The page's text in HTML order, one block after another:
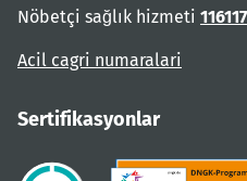
Nöbetçi sağlık hizmeti 116117
Acil cagri numaralari
Sertifikasyonlar